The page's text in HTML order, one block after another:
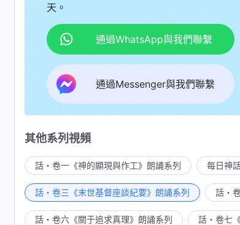
天。
通過WhatsApp與我們聯繫
通過Messenger與我們聯繫
其他系列視頻
話・卷一《神的顯現與作工》朗誦系列 每日神
話・卷三《末世基督座談紀要》朗誦系列 話・
話・卷六《關于追求真理》朗誦系列 話・卷七